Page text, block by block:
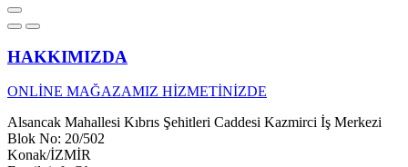
HAKKIMIZDA
ONLİNE MAĞAZAMIZ HİZMETİNİZDE
Alsancak Mahallesi Kıbrıs Şehitleri Caddesi Kazmirci İş Merkezi
Blok No: 20/502
Konak/İZMİR